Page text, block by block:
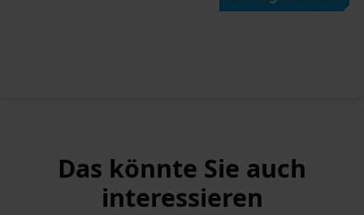
Das könnte Sie auch
interessieren